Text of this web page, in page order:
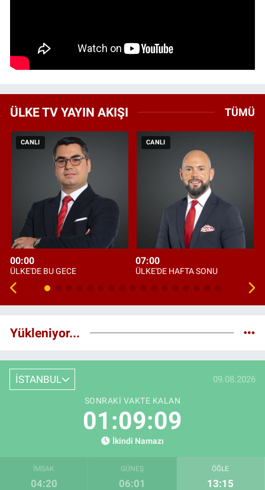
ÜLKE TV YAYIN AKIŞI TÜMÜ
CANLI
00:00
ÜLKE'DE BU GECE
CANLI
07:00
ÜLKE'DE HAFTA SONU
Yükleniyor...
İSTANBUL 09.08.2026
SONRAKI VAKTE KALAN
01:09:08
İkindi Namazı
İMSAK
04:20
GÜNEŞ
06:01
ÖĞLE
13:15